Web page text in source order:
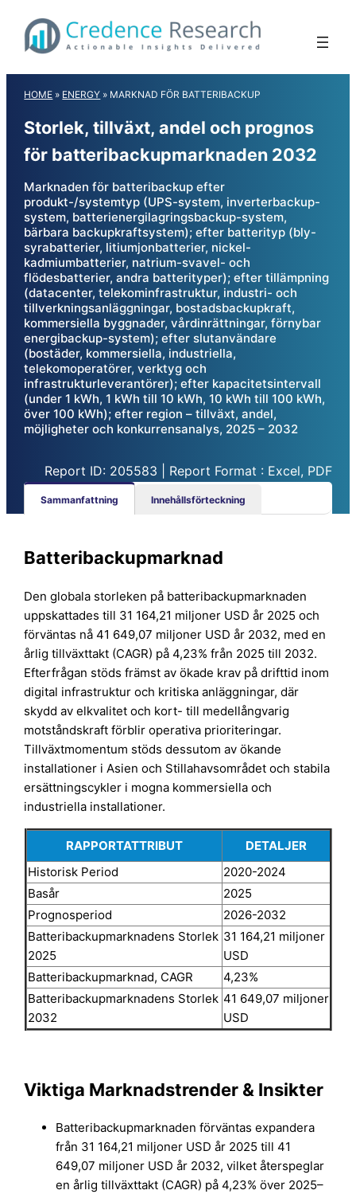
content
HOME » ENERGY » MARKNAD FÖR BATTERIBACKUP
Storlek, tillväxt, andel och prognos
för batteribackupmarknaden 2032
Marknaden för batteribackup efter
produkt-/systemtyp (UPS-system, inverterbackup-
system, batterienergilagringsbackup-system,
bärbara backupkraftsystem); efter batterityp (bly-
syrabatterier, litiumjonbatterier, nickel-
kadmiumbatterier, natrium-svavel- och
flödesbatterier, andra batterityper); efter tillämpning
(datacenter, telekominfrastruktur, industri- och
tillverkningsanläggningar, bostadsbackupkraft,
kommersiella byggnader, vårdinrättningar, förnybar
energibackup-system); efter slutanvändare
(bostäder, kommersiella, industriella,
telekomoperatörer, verktyg och
infrastrukturleverantörer); efter kapacitetsintervall
(under 1 kWh, 1 kWh till 10 kWh, 10 kWh till 100 kWh,
över 100 kWh); efter region – tillväxt, andel,
möjligheter och konkurrensanalys, 2025 – 2032
Report ID: 205583 | Report Format : Excel, PDF
Sammanfattning Innehållsförteckning
Batteribackupmarknad
Den globala storleken på batteribackupmarknaden
uppskattades till 31 164,21 miljoner USD år 2025 och
förväntas nå 41 649,07 miljoner USD år 2032, med en
årlig tillväxttakt (CAGR) på 4,23% från 2025 till 2032.
Efterfrågan stöds främst av ökade krav på drifttid inom
digital infrastruktur och kritiska anläggningar, där
skydd av elkvalitet och kort- till medellångvarig
motståndskraft förblir operativa prioriteringar.
Tillväxtmomentum stöds dessutom av ökande
installationer i Asien och Stillahavsområdet och stabila
ersättningscykler i mogna kommersiella och
industriella installationer.
RAPPORTATTRIBUT
DETALJER
Historisk Period
2020-2024
Basår
2025
Prognosperiod
2026-2032
Batteribackupmarknadens Storlek
2025
31 164,21 miljoner
USD
Batteribackupmarknad, CAGR
4,23%
Batteribackupmarknadens Storlek
2032
41 649,07 miljoner
USD
Viktiga Marknadstrender & Insikter
Batteribackupmarknaden förväntas expandera
från 31 164,21 miljoner USD år 2025 till 41
649,07 miljoner USD år 2032, vilket återspeglar
en årlig tillväxttakt (CAGR) på 4,23% över 2025–